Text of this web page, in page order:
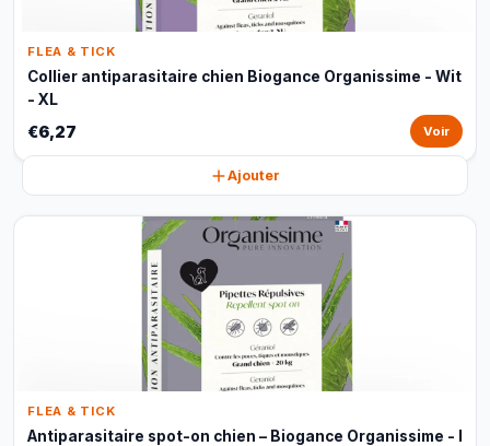
FLEA & TICK
Collier antiparasitaire chien Biogance Organissime - Wit
- XL
€6,27 Voir
Ajouter
FLEA & TICK
Antiparasitaire spot-on chien – Biogance Organissime - l